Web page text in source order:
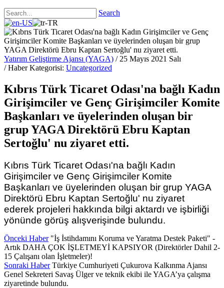
Search
Yatırım Geliştirme Ajansı (YAGA) / 25 Mayıs 2021 Salı
/ Haber Kategorisi: Uncategorized
Kıbrıs Türk Ticaret Odası'na bağlı Kadın
Girişimciler ve Genç Girişimciler Komite
Başkanları ve üyelerinden oluşan bir
grup YAGA Direktörü Ebru Kaptan
Sertoğlu' nu ziyaret etti.
Kıbrıs Türk Ticaret Odası'na bağlı Kadın
Girişimciler ve Genç Girişimciler Komite
Başkanları ve üyelerinden oluşan bir grup YAGA
Direktörü Ebru Kaptan Sertoğlu' nu ziyaret
ederek projeleri hakkında bilgi aktardı ve işbirliği
yönünde görüş alışverişinde bulundu.
Önceki Haber "İş İstihdamını Koruma ve Yaratma Destek Paketi" -
Artık DAHA ÇOK İŞLETMEYİ KAPSIYOR (Direktörler Dahil 2-
15 Çalışanı olan İşletmeler)!
Sonraki Haber Türkiye Cumhuriyeti Çukurova Kalkınma Ajansı
Genel Sekreteri Savaş Ülger ve teknik ekibi ile YAGA’ya çalışma
ziyaretinde bulundu.